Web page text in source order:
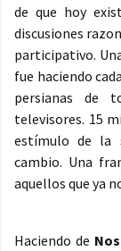
de que hoy
discusiones
participativo.
fue haciendo
persianas de
televisores. 15
estímulo de la
cambio. Una
aquellos que ya
Haciendo de